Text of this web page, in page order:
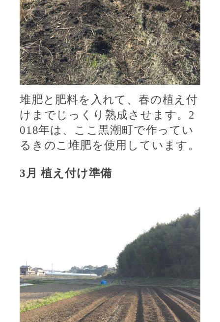
堆肥と肥料を入れて、春の植え付
けまでじっくり熟成させます。 2
018年は、ここ黒潮町で作ってい
るきのこ堆肥を使用しています。
3 月 植え付け準備